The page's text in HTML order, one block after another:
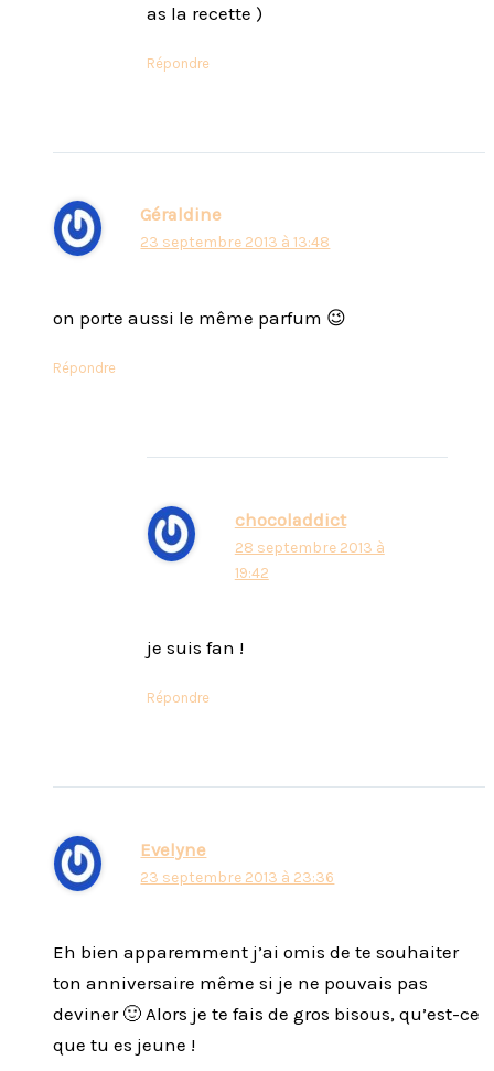
as la recette )
Répondre
Géraldine
23 septembre 2013 à 13:48
on porte aussi le même parfum 😉
Répondre
chocoladdict
28 septembre 2013 à
19:42
je suis fan !
Répondre
Evelyne
23 septembre 2013 à 23:36
Eh bien apparemment j’ai omis de te souhaiter
ton anniversaire même si je ne pouvais pas
deviner 🙂 Alors je te fais de gros bisous, qu’est-ce
que tu es jeune !